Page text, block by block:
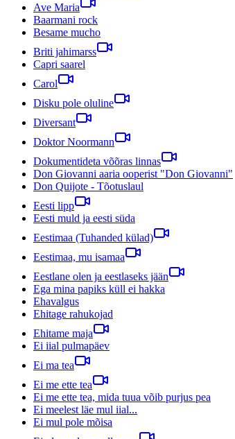
Ave Maria
Baarmani rock
Besame mucho
Briti jahimarss
Capri saarel
Carol
Disku pole oluline
Diversant
Doktor Noormann
Dokumentideta võõras linnas
Don Giovanni aaria ooperist "Don Giovanni"
Don Quijote - Tõotuslaul
Eesti lipp
Eesti muld ja eesti süda
Eestimaa (Tuhanded külad)
Eestimaa, mu isamaa
Eestlane olen ja eestlaseks jään
Ega mina papiks küll ei hakka
Ehavalgus
Ehitage rahukojad
Ehitame maja
Ei iial pulmapäev
Ei ma tea
Ei me ette tea
Ei me ette tea, mida tuua võib purjus pea
Ei meelest läe mul iial...
Ei mul pole mõisa